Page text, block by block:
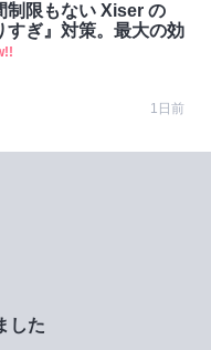
制限もない Xiser の
すぎ』対策。最大の効
1日前
した